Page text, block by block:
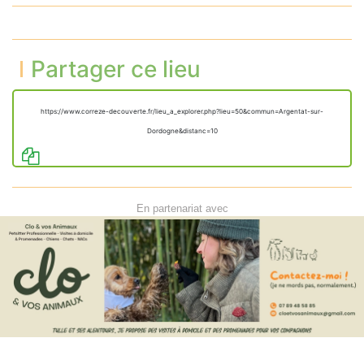
Partager ce lieu
https://www.correze-decouverte.fr/lieu_a_explorer.php?lieu=50&commun=Argentat-sur-
Dordogne&distanc=10
En partenariat avec